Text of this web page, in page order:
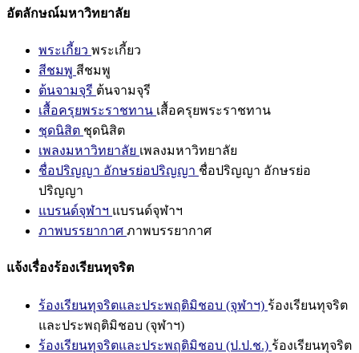
อัตลักษณ์มหาวิทยาลัย
พระเกี้ยว พระเกี้ยว
สีชมพู สีชมพู
ต้นจามจุรี ต้นจามจุรี
เสื้อครุยพระราชทาน เสื้อครุยพระราชทาน
ชุดนิสิต ชุดนิสิต
เพลงมหาวิทยาลัย เพลงมหาวิทยาลัย
ชื่อปริญญา อักษรย่อปริญญา ชื่อปริญญา อักษรย่อ
ปริญญา
แบรนด์จุฬาฯ แบรนด์จุฬาฯ
ภาพบรรยากาศ ภาพบรรยากาศ
แจ้งเรื่องร้องเรียนทุจริต
ร้องเรียนทุจริตและประพฤติมิชอบ (จุฬาฯ) ร้องเรียนทุจริต
และประพฤติมิชอบ (จุฬาฯ)
ร้องเรียนทุจริตและประพฤติมิชอบ (ป.ป.ช.) ร้องเรียนทุจริต